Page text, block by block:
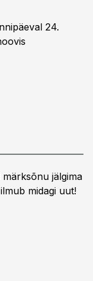
24.
märksõnu jälgima
midagi uut!